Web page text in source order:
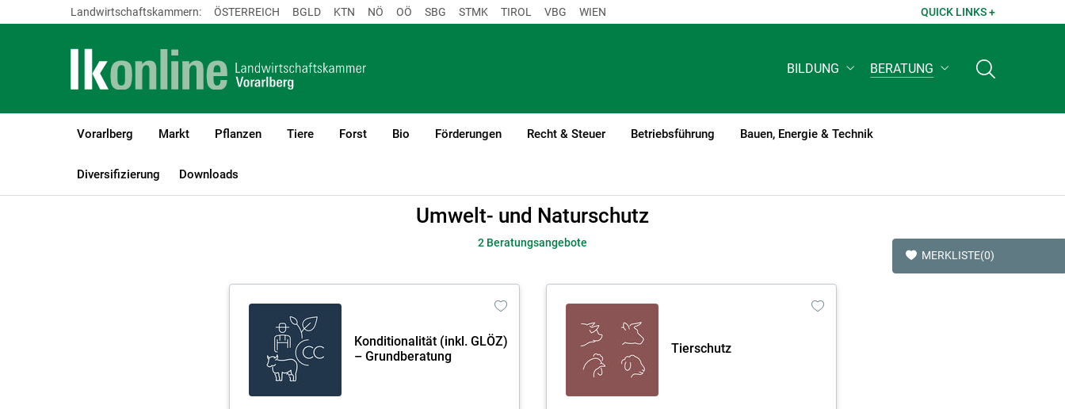
Skip to main content
Landwirtschaftskammern: ÖSTERREICH BGLD KTN NÖ OÖ SBG STMK TIROL VBG WIEN QUICK LINKS +
BILDUNG BERATUNG
Vorarlberg Markt Pflanzen Tiere Forst Bio Förderungen Recht & Steuer Betriebsführung Bauen, Energie & Technik
Diversifizierung Downloads
LK Vorarlberg Beratung Umwelt- und Naturschutz
Umwelt- und Naturschutz
2 Beratungsangebote
MERKLISTE(0)
Konditionalität (inkl. GLÖZ)
– Grundberatung
Tierschutz